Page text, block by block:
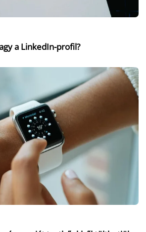
a LinkedIn-profil?